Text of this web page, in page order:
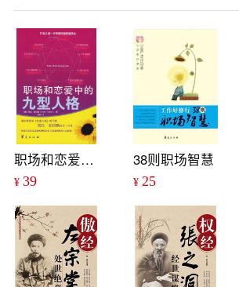
职场和恋爱中的九型人格
¥ 39
38则职场智慧
¥ 25